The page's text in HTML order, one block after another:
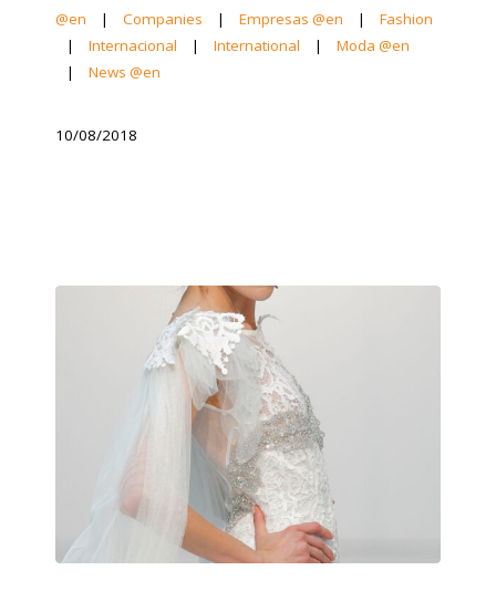
@en | Companies | Empresas @en |
Fashion
|
Internacional | International |
Moda @en
|
News @en
10/08/2018